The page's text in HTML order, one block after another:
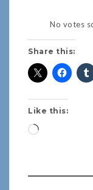
No votes
Share this:
Like this:
Loading…